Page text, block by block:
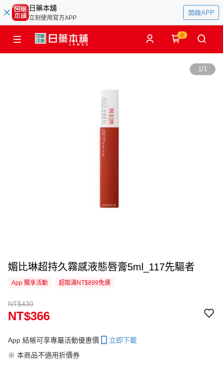
日藥本舖
立刻使用官方APP
開啟APP
0
1/1
媚比琳超持久霧感液態唇膏5ml_117先驅者
App 獨享活動 超取滿NT$899免運
NT$430
NT$366
App 結帳可享專屬活動優惠價
立即下載
※ 本商品不適用折價券